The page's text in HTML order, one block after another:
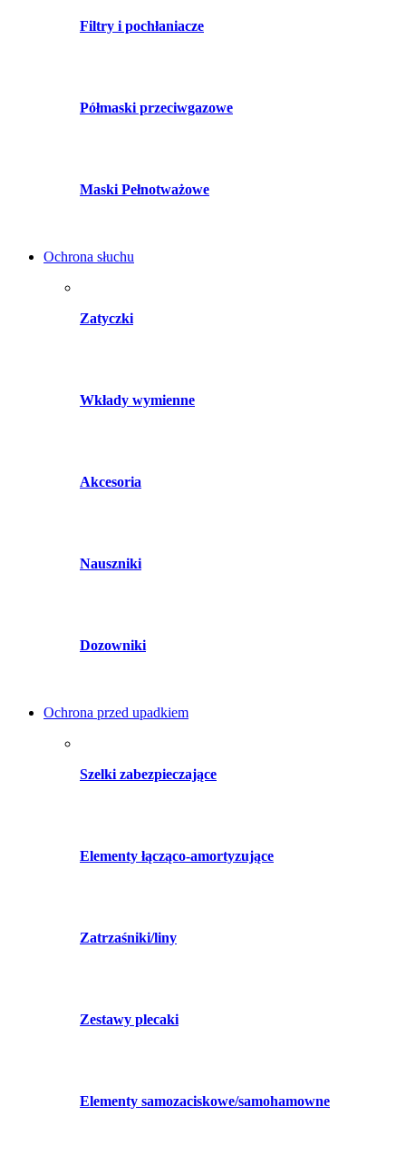
Filtry i pochłaniacze
Półmaski przeciwgazowe
Maski Pełnotważowe
Ochrona słuchu
Zatyczki
Wkłady wymienne
Akcesoria
Nauszniki
Dozowniki
Ochrona przed upadkiem
Szelki zabezpieczające
Elementy łącząco-amortyzujące
Zatrzaśniki/liny
Zestawy plecaki
Elementy samozaciskowe/samohamowne